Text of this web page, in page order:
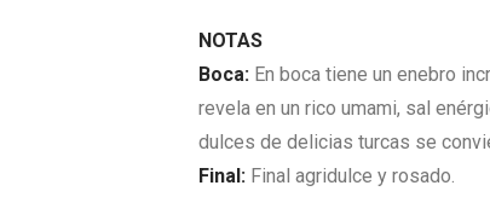
NOTAS
Boca: En boca tiene un enebro
revela en un rico umami, sal
dulces de delicias turcas se
Final: Final agridulce y rosado.